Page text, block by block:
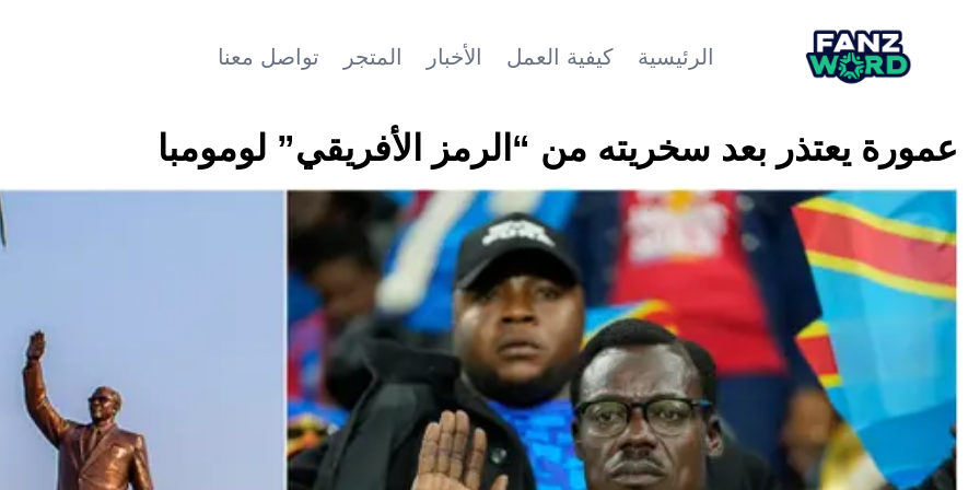
الرئيسية كيفية العمل الأخبار المتجر تواصل معنا
عمورة يعتذر بعد سخريته من “الرمز الأفريقي” لومومبا